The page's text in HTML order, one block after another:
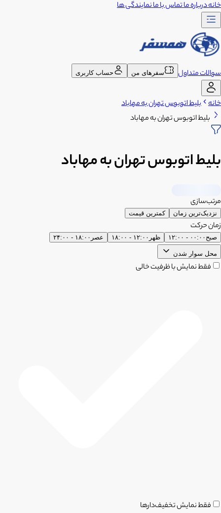
خانهدرباره ماتماس با مانمایندگی ها
سوالات متداول سفرهای من حساب کاربری
خانه بلیط اتوبوس تهران به مهاباد
بلیط اتوبوس تهران به مهاباد
بلیط اتوبوس تهران به مهاباد
مرتب‌سازی
نزدیک‌ترین زمان کمترین قیمت
زمان حرکت
صبح ۰۰:۰۰ - ۱۲:۰۰ ظهر ۱۲:۰۰ - ۱۸:۰۰ عصر ۱۸:۰۰ - ۲۴:۰۰
محل سوار شدن
فقط نمایش با ظرفیت خالی
فقط نمایش تخفیف‌دارها